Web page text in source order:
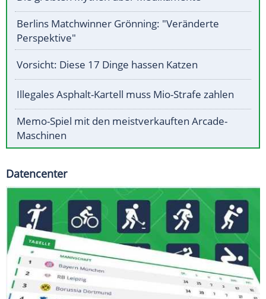
Berlins Matchwinner Grönning: "Veränderte
Perspektive"
Vorsicht: Diese 17 Dinge hassen Katzen
Illegales Asphalt-Kartell muss Mio-Strafe zahlen
Memo-Spiel mit den meistverkauften Arcade-
Maschinen
Datencenter